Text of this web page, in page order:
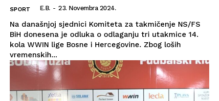
SPORT E.B. - 23. Novembra 2024.
Na današnjoj sjednici Komiteta za takmičenje NS/FS
BiH donesena je odluka o odlaganju tri utakmice 14.
kola WWIN lige Bosne i Hercegovine. Zbog loših
vremenskih...